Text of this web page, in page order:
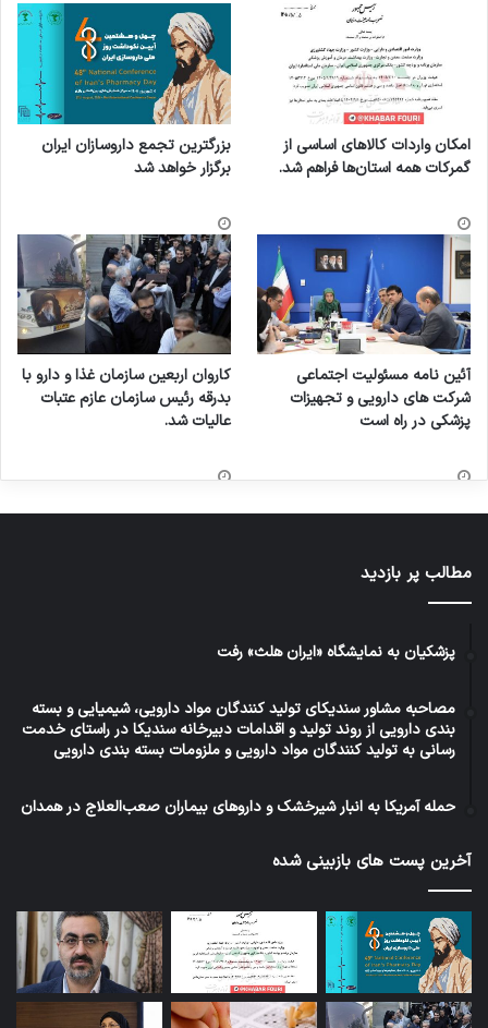
امکان واردات کالاهای اساسی از
گمرکات همه استان‌ها فراهم شد.
بزرگترین تجمع داروسازان ایران
برگزار خواهد شد
آئین نامه مسئولیت اجتماعی
شرکت های دارویی و تجهیزات
پزشکی در راه است
کاروان اربعین سازمان غذا و دارو با
بدرقه رئیس سازمان عازم عتبات
عالیات شد.
مطالب پر بازدید
پزشکیان به نمایشگاه «ایران هلث» رفت
مصاحبه مشاور سندیکای تولید کنندگان مواد دارویی، شیمیایی و بسته
بندی دارویی از روند تولید و اقدامات دبیرخانه سندیکا در راستای خدمت
رسانی به تولید کنندگان مواد دارویی و ملزومات بسته بندی دارویی
حمله آمریکا به انبار شیرخشک و داروهای بیماران صعب‌العلاج در همدان
آخرین پست های بازبینی شده